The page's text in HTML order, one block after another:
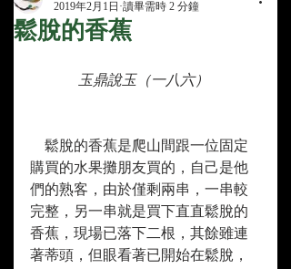
鬆脫的香蕉
2019年2月1日 讀畢需時 2 分鐘
玉鼎說玉（一八六）
購買的水果攤朋友買的，自己是他
們的熟客，由於僅剩兩串，一串較
完整，另一串就是買下直直鬆脫的
香蕉，現場已落下二根，其餘雖連
著蒂頭，但眼看著已開始在鬆脫，